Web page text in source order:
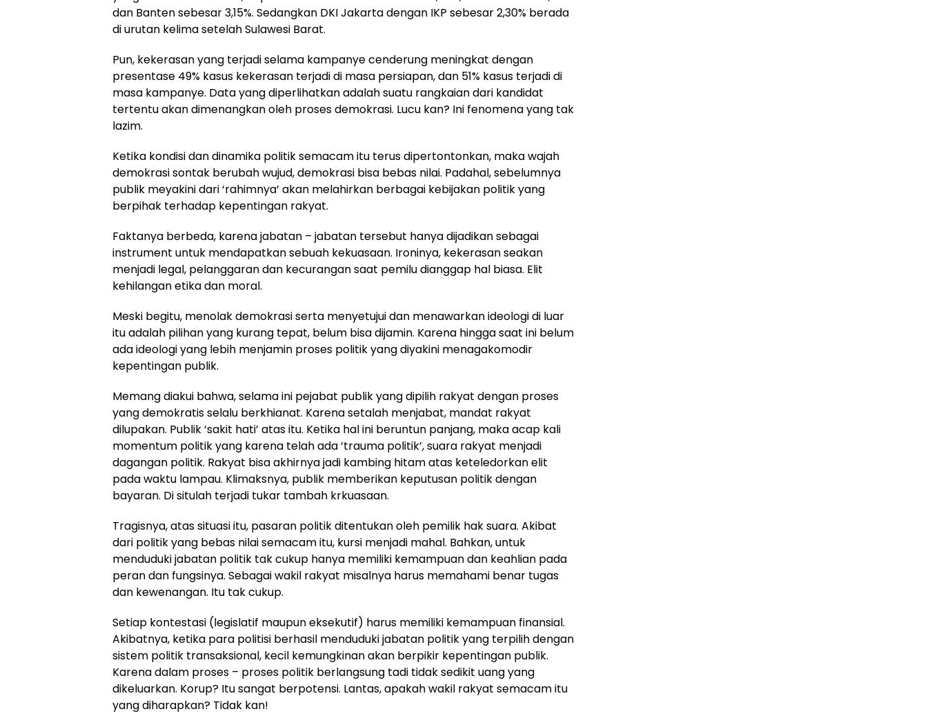
dan Banten sebesar 3,15%. Sedangkan DKI Jakarta dengan IKP sebesar 2,30% berada
di urutan kelima setelah Sulawesi Barat.
Pun, kekerasan yang terjadi selama kampanye cenderung meningkat dengan
presentase 49% kasus kekerasan terjadi di masa persiapan, dan 51% kasus terjadi di
masa kampanye. Data yang diperlihatkan adalah suatu rangkaian dari kandidat
tertentu akan dimenangkan oleh proses demokrasi. Lucu kan? Ini fenomena yang tak
lazim.
Ketika kondisi dan dinamika politik semacam itu terus dipertontonkan, maka wajah
demokrasi sontak berubah wujud, demokrasi bisa bebas nilai. Padahal, sebelumnya
publik meyakini dari ‘rahimnya’ akan melahirkan berbagai kebijakan politik yang
berpihak terhadap kepentingan rakyat.
Faktanya berbeda, karena jabatan – jabatan tersebut hanya dijadikan sebagai
instrument untuk mendapatkan sebuah kekuasaan. Ironinya, kekerasan seakan
menjadi legal, pelanggaran dan kecurangan saat pemilu dianggap hal biasa. Elit
kehilangan etika dan moral.
Meski begitu, menolak demokrasi serta menyetujui dan menawarkan ideologi di luar
itu adalah pilihan yang kurang tepat, belum bisa dijamin. Karena hingga saat ini belum
ada ideologi yang lebih menjamin proses politik yang diyakini menagakomodir
kepentingan publik.
Memang diakui bahwa, selama ini pejabat publik yang dipilih rakyat dengan proses
yang demokratis selalu berkhianat. Karena setalah menjabat, mandat rakyat
dilupakan. Publik ‘sakit hati’ atas itu. Ketika hal ini beruntun panjang, maka acap kali
momentum politik yang karena telah ada ‘trauma politik’, suara rakyat menjadi
dagangan politik. Rakyat bisa akhirnya jadi kambing hitam atas keteledorkan elit
pada waktu lampau. Klimaksnya, publik memberikan keputusan politik dengan
bayaran. Di situlah terjadi tukar tambah krkuasaan.
Tragisnya, atas situasi itu, pasaran politik ditentukan oleh pemilik hak suara. Akibat
dari politik yang bebas nilai semacam itu, kursi menjadi mahal. Bahkan, untuk
menduduki jabatan politik tak cukup hanya memiliki kemampuan dan keahlian pada
peran dan fungsinya. Sebagai wakil rakyat misalnya harus memahami benar tugas
dan kewenangan. Itu tak cukup.
Setiap kontestasi (legislatif maupun eksekutif) harus memiliki kemampuan finansial.
Akibatnya, ketika para politisi berhasil menduduki jabatan politik yang terpilih dengan
sistem politik transaksional, kecil kemungkinan akan berpikir kepentingan publik.
Karena dalam proses – proses politik berlangsung tadi tidak sedikit uang yang
dikeluarkan. Korup? Itu sangat berpotensi. Lantas, apakah wakil rakyat semacam itu
yang diharapkan? Tidak kan!